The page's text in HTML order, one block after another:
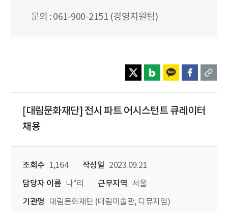
문의 : 061-900-2151 (경영지원팀)
[대림문화재단] 전시 파트 어시스턴트 큐레이터
채용
조회수 1,164 작성일
2023.09.21
담당자 이름 나*리 근무지역
서울
기관명
대림문화재단 (대림미술관, 디뮤지엄)